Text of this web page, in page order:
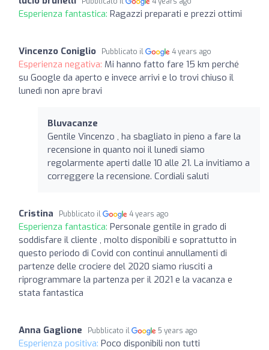
Esperienza fantastica: Ragazzi preparati e prezzi ottimi
Vincenzo Coniglio Pubblicato il 4 years ago
Esperienza negativa: Mi hanno fatto fare 15 km perché
su Google da aperto e invece arrivi e lo trovi chiuso il
lunedì non apre bravi
Bluvacanze
Gentile Vincenzo , ha sbagliato in pieno a fare la
recensione in quanto noi il lunedi siamo
regolarmente aperti dalle 10 alle 21. La invitiamo a
correggere la recensione. Cordiali saluti
Cristina Pubblicato il 4 years ago
Esperienza fantastica: Personale gentile in grado di
soddisfare il cliente , molto disponibili e soprattutto in
questo periodo di Covid con continui annullamenti di
partenze delle crociere del 2020 siamo riusciti a
riprogrammare la partenza per il 2021 e la vacanza e
stata fantastica
Anna Gaglione Pubblicato il 5 years ago
Esperienza positiva: Poco disponibili non tutti